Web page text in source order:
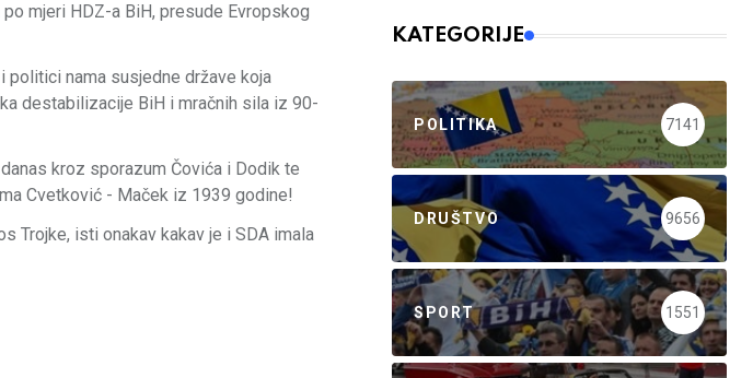
mjeri HDZ-a BiH, presude Evropskog
nama susjedne države koja
destabilizacije BiH i mračnih sila iz 90-
kroz sporazum Čovića i Dodik te
Cvetković - Maček iz 1939 godine!
Trojke, isti onakav kakav je i SDA imala
KATEGORIJE
POLITIKA 7141
DRUŠTVO 9656
SPORT 1551